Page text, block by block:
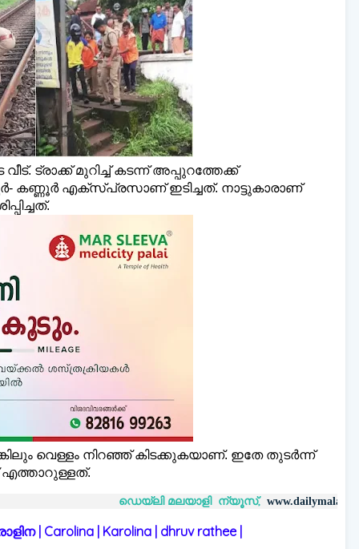
ട്രാക്ക് മുറിച്ച്‌ കടന്ന് അപ്പുറത്തേക്ക്
കണ്ണൂർ എക്സ്പ്രസാണ് ഇടിച്ചത്. നാട്ടുകാരാണ്
വെള്ളം നിറഞ്ഞ് കിടക്കുകയാണ്. ഇതേ തുടർന്ന്
എത്താറുള്ളത്.
ഡെയ്‌ലി മലയാളി ന്യൂസ്, www.dailymalayaly.com
Carolina | Karolina | dhruv rathee |
മലയാളി ന്യൂസ്, www.dailymalayaly.com